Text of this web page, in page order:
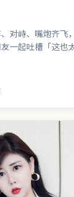
对峙、嘴炮齐飞
一起吐槽「这